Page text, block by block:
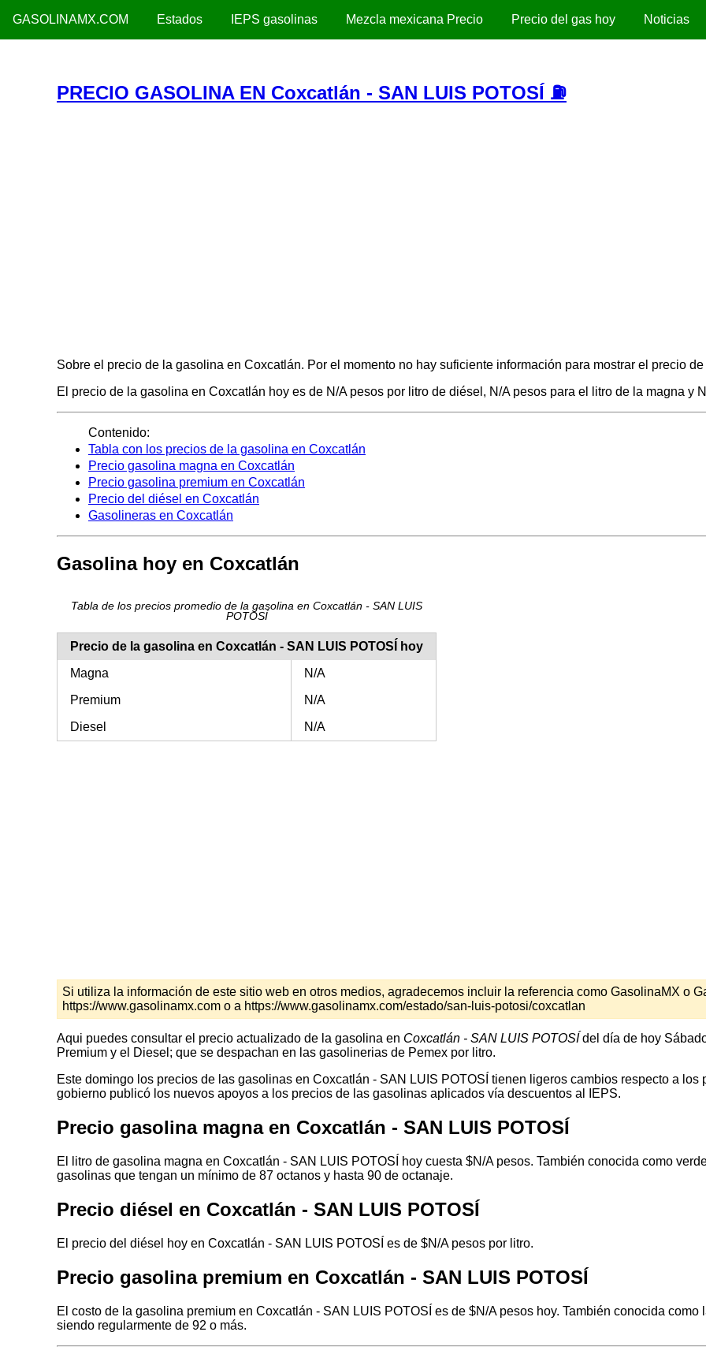
GASOLINAMX.COM Estados IEPS gasolinas Mezcla mexicana Precio Precio del gas hoy Noticias
PRECIO GASOLINA EN Coxcatlán - SAN LUIS POTOSÍ ⛽
Sobre el precio de la gasolina en Coxcatlán. Por el momento no hay suficiente información para mostrar el precio
El precio de la gasolina en Coxcatlán hoy es de N/A pesos por litro de diésel, N/A pesos para el litro de la magna y
Contenido:
Tabla con los precios de la gasolina en Coxcatlán
Precio gasolina magna en Coxcatlán
Precio gasolina premium en Coxcatlán
Precio del diésel en Coxcatlán
Gasolineras en Coxcatlán
Gasolina hoy en Coxcatlán
Tabla de los precios promedio de la gasolina en Coxcatlán - SAN LUIS
POTOSÍ
Precio de la gasolina en Coxcatlán - SAN LUIS POTOSÍ hoy
Magna
N/A
Premium
N/A
Diesel
N/A
Si utiliza la información de este sitio web en otros medios, agradecemos incluir la referencia como GasolinaMX o
https://www.gasolinamx.com o a https://www.gasolinamx.com/estado/san-luis-potosi/coxcatlan
Aqui puedes consultar el precio actualizado de la gasolina en Coxcatlán - SAN LUIS POTOSÍdel día de hoy
Premium y el Diesel; que se despachan en las gasolinerias de Pemex por litro.
Este domingo los precios de las gasolinas en Coxcatlán - SAN LUIS POTOSÍ tienen ligeros cambios respecto a los
gobierno publicó los nuevos apoyos a los precios de las gasolinas aplicados vía descuentos al IEPS.
Precio gasolina magna en Coxcatlán - SAN LUIS POTOSÍ
El litro de gasolina magna en Coxcatlán - SAN LUIS POTOSÍ hoy cuesta $N/A pesos. También conocida como
gasolinas que tengan un mínimo de 87 octanos y hasta 90 de octanaje.
Precio diésel en Coxcatlán - SAN LUIS POTOSÍ
El precio del diésel hoy en Coxcatlán - SAN LUIS POTOSÍ es de $N/A pesos por litro.
Precio gasolina premium en Coxcatlán - SAN LUIS POTOSÍ
El costo de la gasolina premium en Coxcatlán - SAN LUIS POTOSÍ es de $N/A pesos hoy. También conocida
siendo regularmente de 92 o más.